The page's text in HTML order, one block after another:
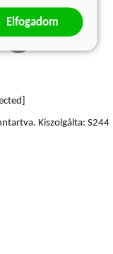
Kiszolgálta: S244
Elfogadom